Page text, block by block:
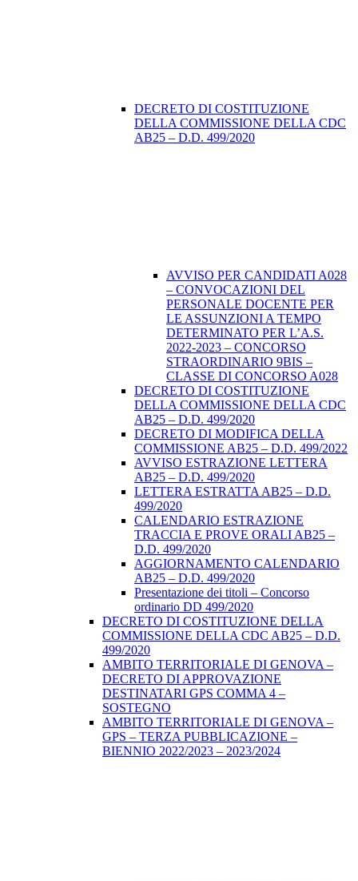
DECRETO DI COSTITUZIONE
DELLA COMMISSIONE DELLA CDC
AB25 – D.D. 499/2020
AVVISO PER CANDIDATI A028
– CONVOCAZIONI DEL
PERSONALE DOCENTE PER
LE ASSUNZIONI A TEMPO
DETERMINATO PER L’A.S.
2022-2023 – CONCORSO
STRAORDINARIO 9BIS –
CLASSE DI CONCORSO A028
DECRETO DI COSTITUZIONE
DELLA COMMISSIONE DELLA CDC
AB25 – D.D. 499/2020
DECRETO DI MODIFICA DELLA
COMMISSIONE AB25 – D.D. 499/2022
AVVISO ESTRAZIONE LETTERA
AB25 – D.D. 499/2020
LETTERA ESTRATTA AB25 – D.D.
499/2020
CALENDARIO ESTRAZIONE
TRACCIA E PROVE ORALI AB25 –
D.D. 499/2020
AGGIORNAMENTO CALENDARIO
AB25 – D.D. 499/2020
Presentazione dei titoli – Concorso
ordinario DD 499/2020
DECRETO DI COSTITUZIONE DELLA
COMMISSIONE DELLA CDC AB25 – D.D.
499/2020
AMBITO TERRITORIALE DI GENOVA –
DECRETO DI APPROVAZIONE
DESTINATARI GPS COMMA 4 –
SOSTEGNO
AMBITO TERRITORIALE DI GENOVA –
GPS – TERZA PUBBLICAZIONE –
BIENNIO 2022/2023 – 2023/2024